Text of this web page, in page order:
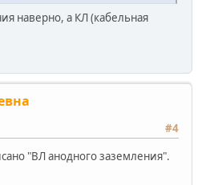
наверно, а КЛ (кабельная
#4
"ВЛ анодного заземления".